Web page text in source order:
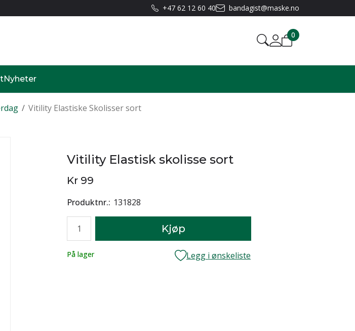
+47 62 12 60 40 bandagist@maske.no
0
Nyheter
/ Vitility Elastiske Skolisser sort
Vitility Elastisk skolisse sort
Kr 99
Produktnr. 131828
Kjøp
Lager
På lager Legg i ønskeliste